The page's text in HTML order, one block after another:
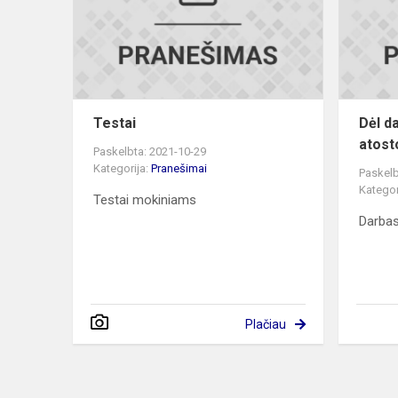
Testai
Paskelbta: 2021-10-29
Kategorija: Pranešimai
Testai mokiniams
Plačiau
Dėl